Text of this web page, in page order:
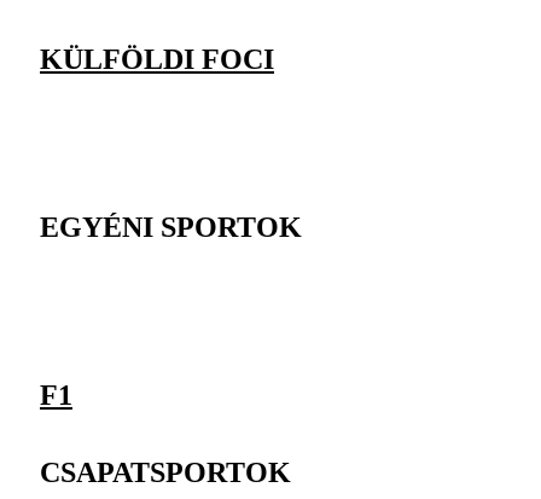
KÜLFÖLDI FOCI
EGYÉNI SPORTOK
F1
CSAPATSPORTOK